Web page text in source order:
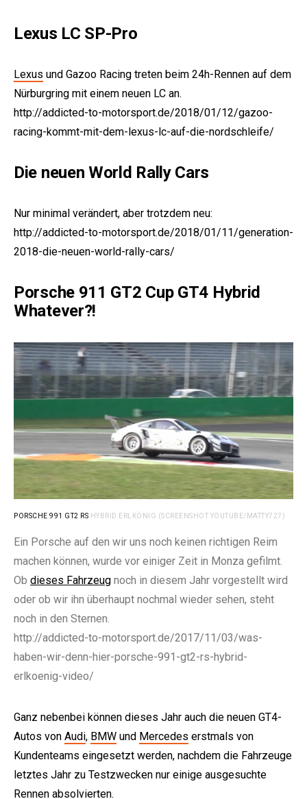
Lexus LC SP-Pro
Lexus und Gazoo Racing treten beim 24h-Rennen auf dem
Nürburgring mit einem neuen LC an.
http://addicted-to-motorsport.de/2018/01/12/gazoo-
racing-kommt-mit-dem-lexus-lc-auf-die-nordschleife/
Die neuen World Rally Cars
Nur minimal verändert, aber trotzdem neu:
http://addicted-to-motorsport.de/2018/01/11/generation-
2018-die-neuen-world-rally-cars/
Porsche 911 GT2 Cup GT4 Hybrid
Whatever?!
PORSCHE 991 GT2 RS HYBRID ERLKÖNIG (SCREENSHOT YOUTUBE/MATTY727)
Ein Porsche auf den wir uns noch keinen richtigen Reim
machen können, wurde vor einiger Zeit in Monza gefilmt.
Ob dieses Fahrzeug noch in diesem Jahr vorgestellt wird
oder ob wir ihn überhaupt nochmal wieder sehen, steht
noch in den Sternen.
http://addicted-to-motorsport.de/2017/11/03/was-
haben-wir-denn-hier-porsche-991-gt2-rs-hybrid-
erlkoenig-video/
Ganz nebenbei können dieses Jahr auch die neuen GT4-
Autos von Audi, BMW und Mercedes erstmals von
Kundenteams eingesetzt werden, nachdem die Fahrzeuge
letztes Jahr zu Testzwecken nur einige ausgesuchte
Rennen absolvierten.